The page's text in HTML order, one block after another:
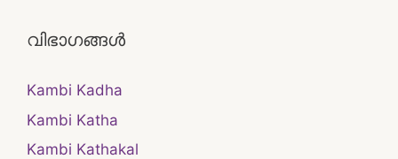
വിഭാഗങ്ങൾ
Kambi Kadha
Kambi Katha
Kambi Kathakal